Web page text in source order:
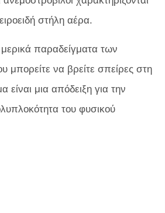
στήλη αέρα.
παραδείγματα των
να βρείτε σπείρες στη
μια απόδειξη για την
του φυσικού